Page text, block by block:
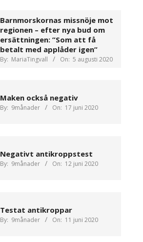
Barnmorskornas missnöje mot
regionen – efter nya bud om
ersättningen: ”Som att få
betalt med applåder igen”
By: MariaTingvall On: 5 augusti 2020
Maken också negativ
By: 9månader On: 17 juni 2020
Negativt antikroppstest
By: 9månader On: 12 juni 2020
Testat antikroppar
By: 9månader On: 11 juni 2020